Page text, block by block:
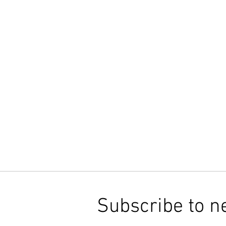
Subscribe to